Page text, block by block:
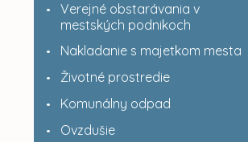
Verejné obstarávania v
mestských podnikoch
Nakladanie s majetkom mesta
Životné prostredie
Komunálny odpad
Ovzdušie